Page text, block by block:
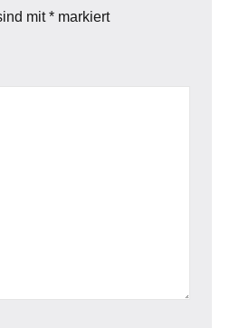
mit* markiert